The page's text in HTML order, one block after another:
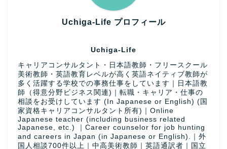
Uchiga-Life プロフィール
Uchiga-Life
キャリアコンサルタント・日本語教師・フリースクール
美術教師・英語教育レベルが高く英語ネイティブ教師が
多く活躍する学校での事務仕事をしています｜日本語教
師（得意分野ビジネス関連)｜転職・キャリア・仕事の
相談をお受けしています (In Japanese or English) (国
家資格キャリアコンサルタント所有)｜Online
Japanese teacher (including business related
Japanese, etc.) ｜Career counselor for job hunting
and careers in Japan (in Japanese or English).｜外
国人相談700件以上｜中高美術教師｜英語通訳者｜国立